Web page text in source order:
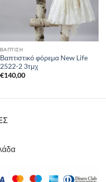
ΒΑΠΤΙΣΗ
Βαπτιστικό φόρεμα New Life
2522-2 3τμχ
€140,00